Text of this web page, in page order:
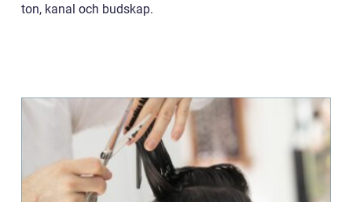
ton, kanal och budskap.